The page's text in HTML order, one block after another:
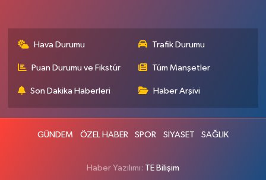
Hava Durumu Trafik Durumu
Puan Durumu ve Fikstür Tüm Manşetler
Son Dakika Haberleri Haber Arşivi
GÜNDEM ÖZEL HABER SPOR SİYASET SAĞLIK
Haber Yazılımı: TE Bilişim